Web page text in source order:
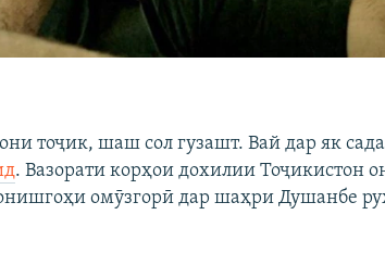
тоҷик, шаш сол гузашт. Вай дар як
. Вазорати корҳои дохилии Тоҷикистон
омӯзгорӣ дар шаҳри Душанбе